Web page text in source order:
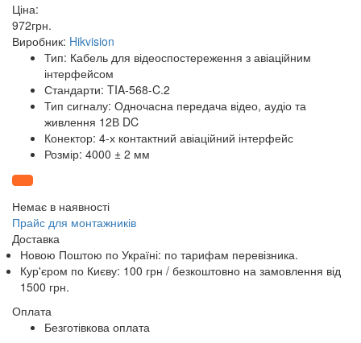
Ціна:
972грн.
Виробник: Hikvision
Тип: Кабель для відеоспостереження з авіаційним
інтерфейсом
Стандарти: TIA-568-C.2
Тип сигналу: Одночасна передача відео, аудіо та
живлення 12В DC
Конектор: 4-х контактний авіаційний інтерфейс
Розмір: 4000 ± 2 мм
Немає в наявності
Прайс для монтажників
Доставка
Новою Поштою по Україні: по тарифам перевізника.
Кур'єром по Києву: 100 грн / безкоштовно на замовлення від
1500 грн.
Оплата
Безготівкова оплата